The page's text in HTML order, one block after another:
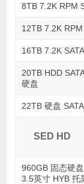
8TB 7.2K RPM
12TB 7.2K
16TB 7.2K
20TB HDD
硬盘
22TB 硬盘
SED HD
960GB 固态硬
3.5英寸 HYB 托